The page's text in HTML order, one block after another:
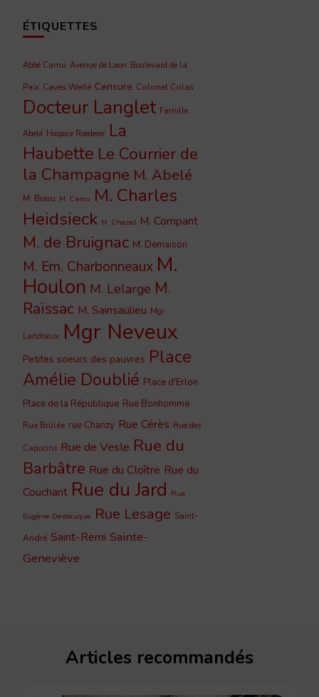
ÉTIQUETTES
Abbé Camu Avenue de Laon Boulevard de la
Paix Caves Werlé Censure Colonel Colas
Docteur Langlet Famille
Abelé Hospice Roederer La
Haubette Le Courrier de
la Champagne M. Abelé
M. Bossu M. Camu M. Charles
Heidsieck M. Chezel M. Compant
M. de Bruignac M. Demaison
M. Em. Charbonneaux M.
Houlon M. Lelarge M.
Raïssac M. Sainsaulieu Mgr
Landrieux Mgr Neveux
Petites soeurs des pauvres Place
Amélie Doublié Place d'Erlon
Place de la République Rue Bonhomme
Rue Brûlée rue Chanzy Rue Cérès Rue des
Capucins Rue de Vesle Rue du
Barbâtre Rue du Cloître Rue du
Couchant Rue du Jard Rue
Eugène Desteuque Rue Lesage Saint-
André Saint-Remi Sainte-
Geneviève
Articles recommandés